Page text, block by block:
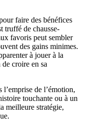
faire des bénéfices
truffé de chausse-
favoris peut sembler
des gains minimes.
à jouer à la
croire en sa
de l’émotion,
touchante ou à un
meilleure stratégie,